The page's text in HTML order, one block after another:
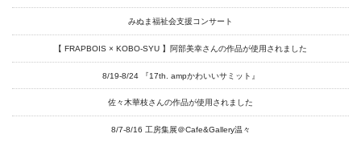
みぬま福祉会支援コンサート
【 FRAPBOIS × KOBO-SYU 】阿部美幸さんの作品が使用されました
8/19-8/24 『17th. ampかわいいサミット』
佐々木華枝さんの作品が使用されました
8/7-8/16 工房集展＠Cafe&Gallery温々